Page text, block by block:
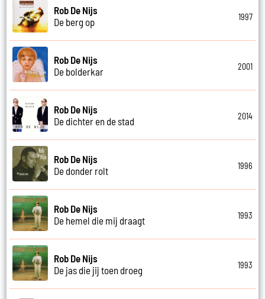
Rob De Nijs
De berg op
1997
Rob De Nijs
De bolderkar
2001
Rob De Nijs
De dichter en de stad
2014
Rob De Nijs
De donder rolt
1996
Rob De Nijs
De hemel die mij draagt
1993
Rob De Nijs
De jas die jij toen droeg
1993